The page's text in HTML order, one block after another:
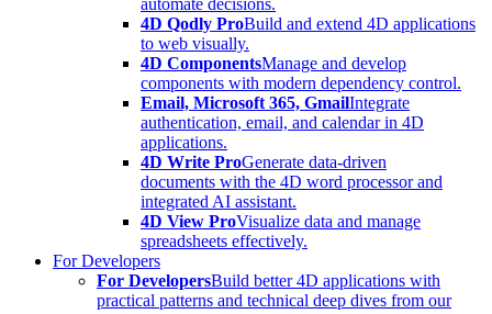
automate decisions.
4D Qodly ProBuild and extend 4D applications
to web visually.
4D ComponentsManage and develop
components with modern dependency control.
Email, Microsoft 365, GmailIntegrate
authentication, email, and calendar in 4D
applications.
4D Write ProGenerate data-driven
documents with the 4D word processor and
integrated AI assistant.
4D View ProVisualize data and manage
spreadsheets effectively.
For Developers
For DevelopersBuild better 4D applications with
practical patterns and technical deep dives from our